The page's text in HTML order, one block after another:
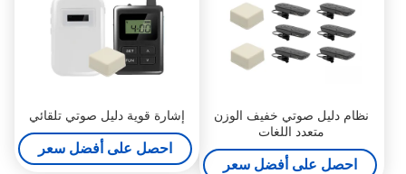
نظام دليل صوتي خفيف الوزن
متعدد اللغات
احصل على أفضل سعر
إشارة قوية دليل صوتي تلقائي
احصل على أفضل سعر